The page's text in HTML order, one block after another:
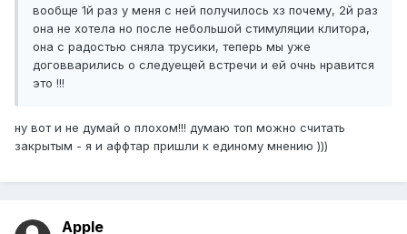
вообще 1й раз у меня с ней получилось хз почему, 2й раз
она не хотела но после небольшой стимуляции клитора,
она с радостью сняла трусики, теперь мы уже
договварились о следуещей встречи и ей очнь нравится
это !!!
ну вот и не думай о плохом!!! думаю топ можно считать
закрытым - я и аффтар пришли к единому мнению )))
Apple